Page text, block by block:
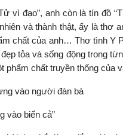
vì đạo”, anh còn là tín đồ
và thành thật, ấy là thơ
chất của anh… Thơ tình Y
tỏa và sống động trong
phẩm chất truyền thống của
vào người đàn bà
vào biển cả”